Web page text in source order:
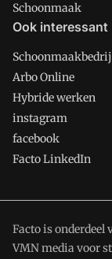
Schoonmaak
Ook interessant
Arbo Online
Hybride werken
instagram
facebook
Facto LinkedIn
Facto is onderdeel
VMN media voor